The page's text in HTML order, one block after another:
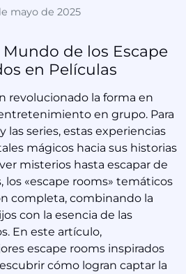
mayo de 2025
de los Escape
en Películas
revolucionado la forma en
en grupo. Para
las series, estas experiencias
mágicos hacia sus historias
misterios hasta escapar de
los «escape rooms» temáticos
completa, combinando la
con la esencia de las
En este artículo,
escape rooms inspirados
cómo logran captar la